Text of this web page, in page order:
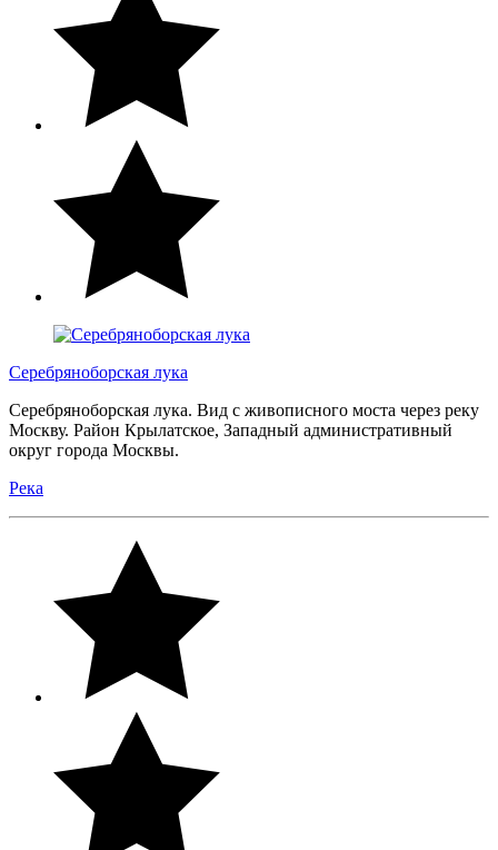
Серебряноборская лука
Серебряноборская лука. Вид с живописного моста через реку
Москву. Район Крылатское, Западный административный
округ города Москвы.
Река